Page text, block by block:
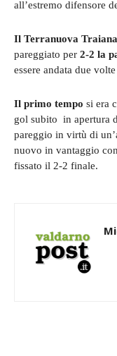
all’estremo difensore
Il Terranuova
pareggiato per 2-2 la
essere andata due
Il primo tempo si era
gol subito in apertura
pareggio in virtù di
nuovo in vantaggio
fissato il 2-2 finale.